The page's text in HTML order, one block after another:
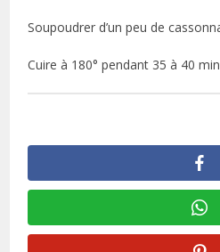
Soupoudrer d’un peu de
Cuire à 180° pendant 35 à 40